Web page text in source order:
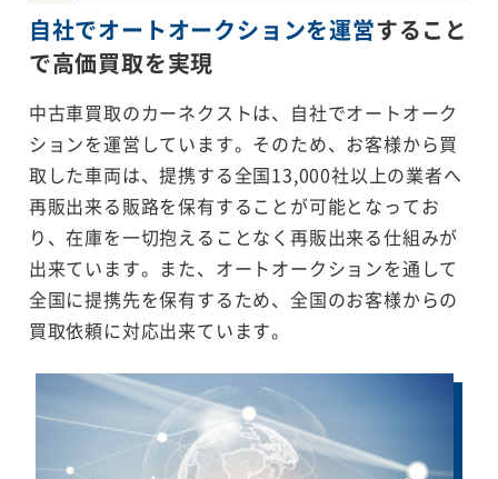
自社でオートオークションを運営すること
で高価買取を実現
中古車買取のカーネクストは、自社でオートオーク
ションを運営しています。そのため、お客様から買
取した車両は、提携する全国13,000社以上の業者へ
再販出来る販路を保有することが可能となってお
り、在庫を一切抱えることなく再販出来る仕組みが
出来ています。また、オートオークションを通して
全国に提携先を保有するため、全国のお客様からの
買取依頼に対応出来ています。